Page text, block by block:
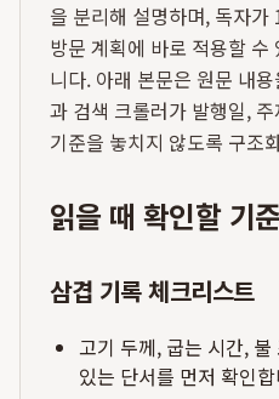
을 분리해 설명하며, 독자
방문 계획에 바로 적용할
니다. 아래 본문은 원문 내
과 검색 크롤러가 발행일,
기준을 놓치지 않도록 구조
읽을 때 확인할 기
삼겹 기록 체크리스트
고기 두께, 굽는 시간,
있는 단서를 먼저 확인